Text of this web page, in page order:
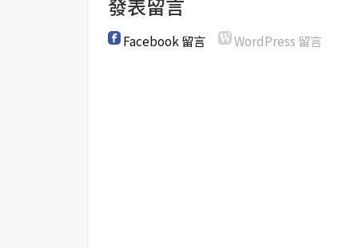
發表留言
Facebook 留言 WordPress 留言